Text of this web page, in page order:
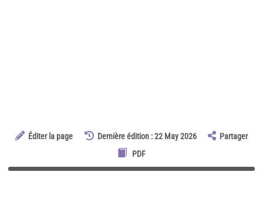
Éditer la page Dernière édition : 22 May 2026
Partager
PDF